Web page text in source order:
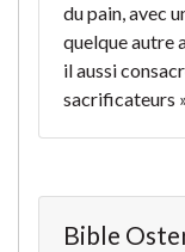
du pain, avec
quelque autre
il aussi
sacrificateurs
Bible